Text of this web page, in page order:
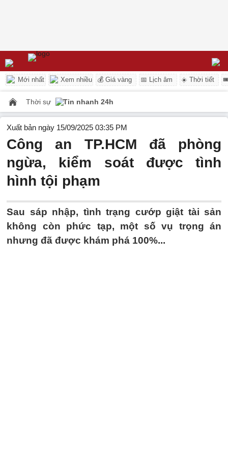
Mới nhất Xem nhiều 💰 Giá vàng 📅 Lịch âm ☀️ Thời tiết
Thời sự Tin nhanh 24h
Xuất bản ngày 15/09/2025 03:35 PM
Công an TP.HCM đã phòng
ngừa, kiểm soát được tình
hình tội phạm
Sau sáp nhập, tình trạng cướp giật tài sản
không còn phức tạp, một số vụ trọng án
nhưng đã được khám phá 100%...